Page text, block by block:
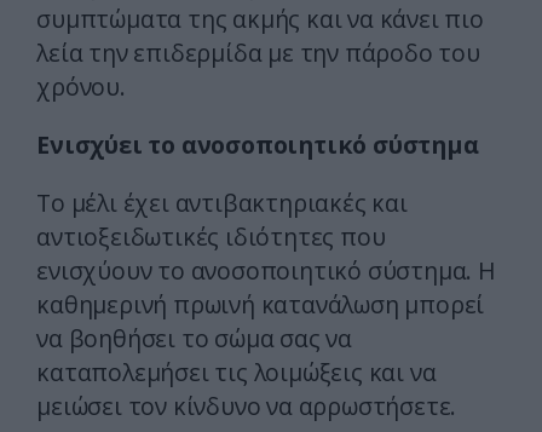
συμπτώματα της ακμής και να κάνει πιο
λεία την επιδερμίδα με την πάροδο του
χρόνου.
Ενισχύει το ανοσοποιητικό σύστημα
Το μέλι έχει αντιβακτηριακές και
αντιοξειδωτικές ιδιότητες που
ενισχύουν το ανοσοποιητικό σύστημα. Η
καθημερινή πρωινή κατανάλωση μπορεί
να βοηθήσει το σώμα σας να
καταπολεμήσει τις λοιμώξεις και να
μειώσει τον κίνδυνο να αρρωστήσετε.